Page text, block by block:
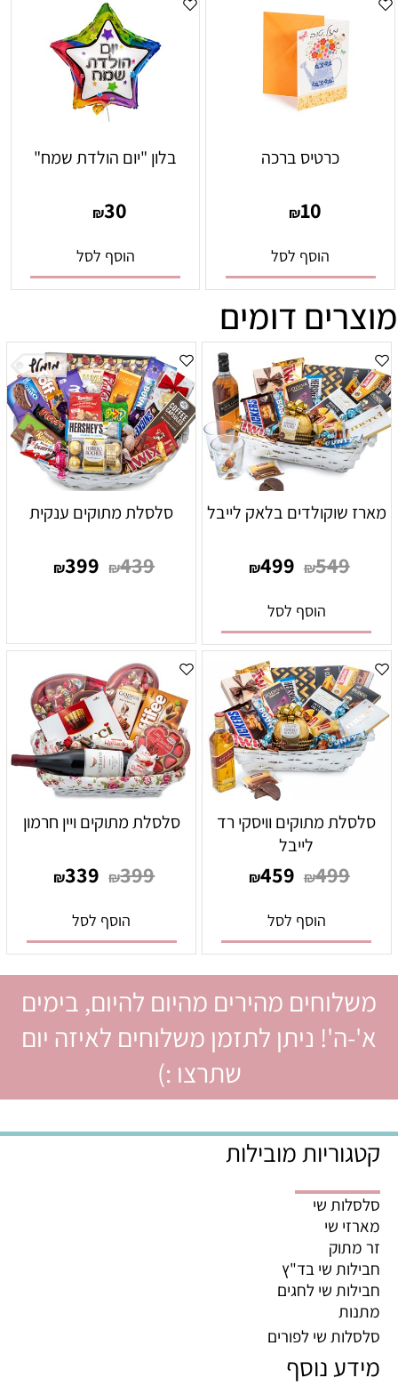
כרטיס ברכה
₪10
הוסף לסל
בלון "יום הולדת שמח"
₪30
הוסף לסל
מוצרים דומים
מארז שוקולדים בלאק לייבל
₪549
₪499
הוסף לסל
סלסלת מתוקים ענקית
₪439
₪399
סלסלת מתוקים וויסקי רד
לייבל
₪499
₪459
הוסף לסל
סלסלת מתוקים ויין חרמון
₪399
₪339
הוסף לסל
משלוחים מהירים מהיום להיום, בימים
א'-ה'! ניתן לתזמן משלוחים לאיזה יום
שתרצו :)
קטגוריות מובילות
סלסלות שי
מארזי שי
זר מתוק
חבילות שי בד"ץ
חבילות שי לחגים
מתנות
סלסלות שי לפורים
מידע נוסף